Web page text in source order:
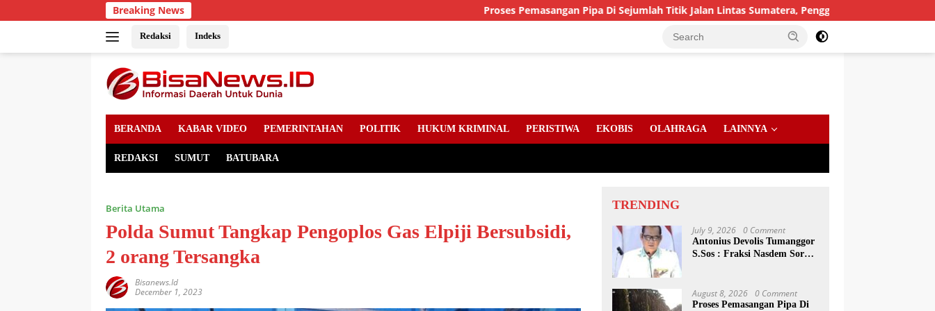
to
Breaking News Proses Pemasangan Pipa Di Sejumlah Titik Jalan Lintas Sumatera, Pengguna Jalan diimbau Untuk
Redaksi Indeks
BERANDA KABAR VIDEO PEMERINTAHAN POLITIK HUKUM KRIMINAL PERISTIWA EKOBIS OLAHRAGA LAINNYA
REDAKSI SUMUT BATUBARA
Berita Utama
Polda Sumut Tangkap Pengoplos Gas Elpiji Bersubsidi,
2 orang Tersangka
Bisanews.id
December 1, 2023
TRENDING
July 9, 2026 0 Comment
Antonius Devolis Tumanggor
S.Sos : Fraksi Nasdem Soroti
August 8, 2026 0 Comment
Proses Pemasangan Pipa Di